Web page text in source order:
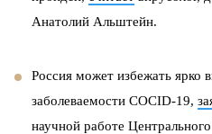
Анатолий Альштейн.
Россия может избежать ярко
заболеваемости COCID-19,
научной работе